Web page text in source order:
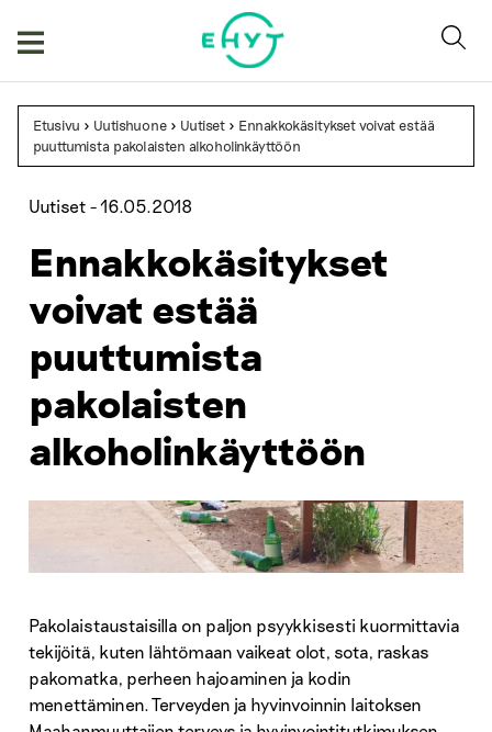
Etusivu > Uutishuone > Uutiset > Ennakkokäsitykset voivat estää
puuttumista pakolaisten alkoholinkäyttöön
Uutiset -16.05.2018
Ennakkokäsitykset
voivat estää
puuttumista
pakolaisten
alkoholinkäyttöön
Pakolaistaustaisilla on paljon psyykkisesti kuormittavia
tekijöitä, kuten lähtömaan vaikeat olot, sota, raskas
pakomatka, perheen hajoaminen ja kodin
menettäminen. Terveyden ja hyvinvoinnin laitoksen